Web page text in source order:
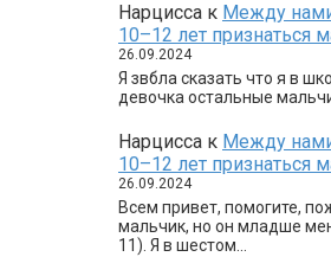
Нарцисса к Между
10–12 лет признаться
26.09.2024
Я звбла сказать что я в
девочка остальные
Нарцисса к Между
10–12 лет признаться
26.09.2024
Всем привет, помогите,
мальчик, но он младше
11). Я в шестом…